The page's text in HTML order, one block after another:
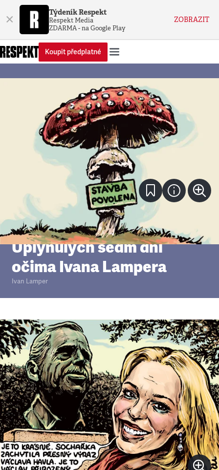
× Týdeník Respekt
Respekt Media
ZDARMA - na Google Play
ZOBRAZIT
Koupit předplatné
Minulý týden•14. 10. 2012•4minuty
Uplynulých sedm dní
očima Ivana Lampera
Ivan Lamper